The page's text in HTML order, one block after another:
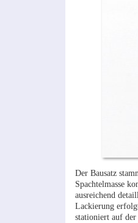
Der Bausatz
Spachtelmasse
ausreichend
Lackierung
stationiert auf